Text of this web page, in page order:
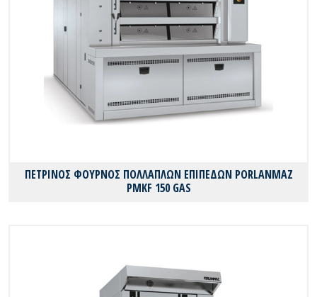
ΠΕΤΡΙΝΟΣ ΦΟΥΡΝΟΣ ΠΟΛΛΑΠΛΩΝ ΕΠΙΠΕΔΩΝ PORLANMAZ
PMKF 150 GAS